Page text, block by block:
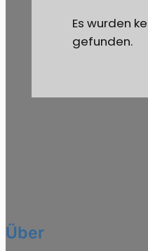
Es wurden
gefunden.
Über